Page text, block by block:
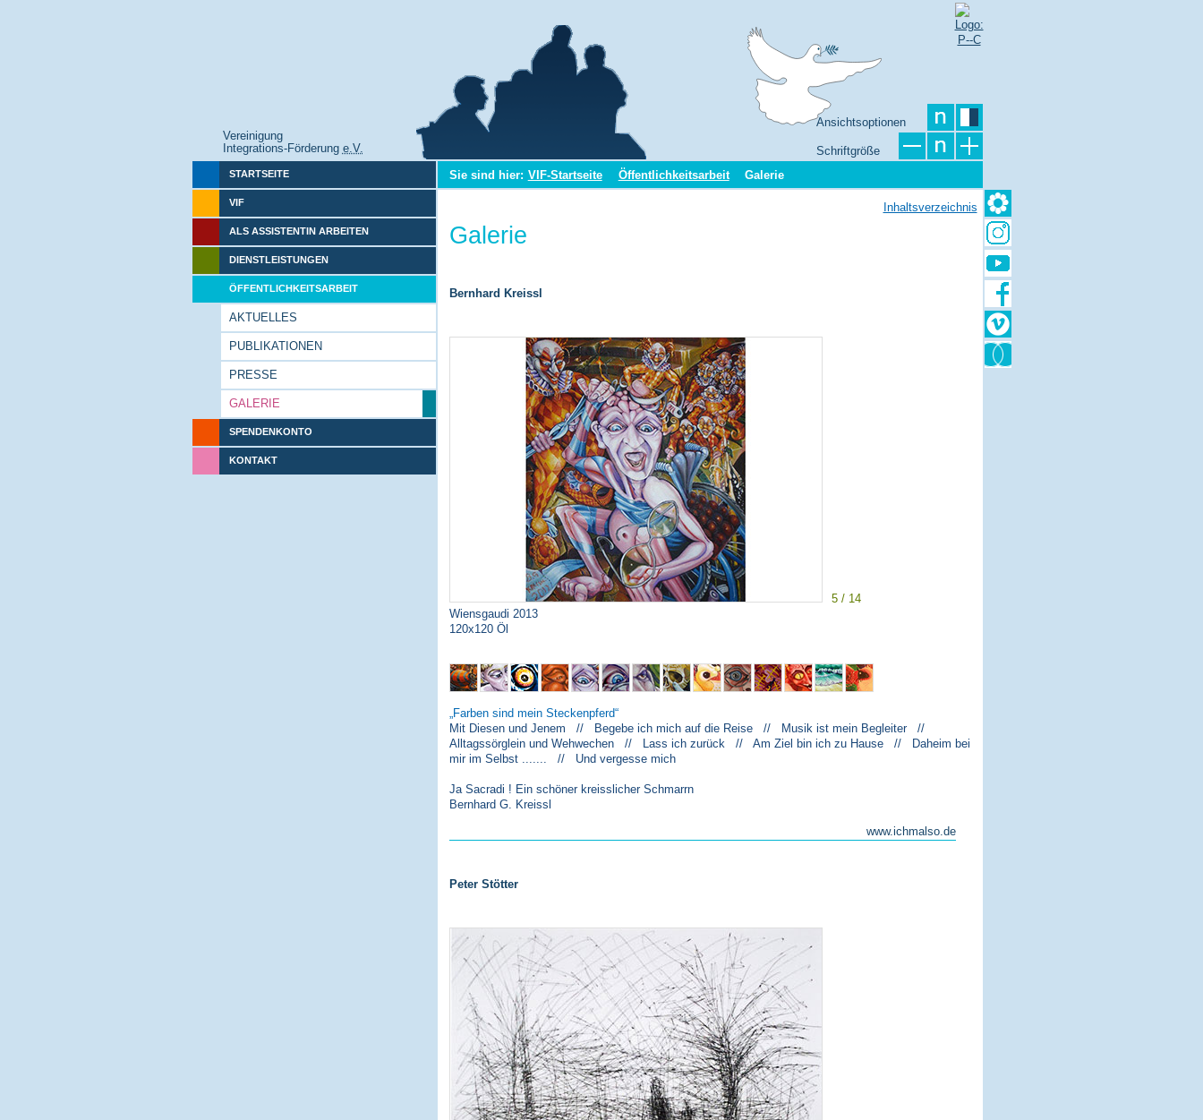
Vereinigung
Integrations-Förderung e.V.
Ansichtsoptionen
Schriftgröße
STARTSEITE
VIF
ALS ASSISTENTIN ARBEITEN
DIENSTLEISTUNGEN
ÖFFENTLICHKEITSARBEIT
AKTUELLES
PUBLIKATIONEN
PRESSE
GALERIE
SPENDENKONTO
KONTAKT
Sie sind hier: VIF-Startseite Öffentlichkeitsarbeit Galerie
Inhaltsverzeichnis
Galerie
Bernhard Kreissl
5 / 14
Wiensgaudi 2013
120x120 Öl
Farben sind mein Steckenpferd
Mit Diesen und Jenem // Begebe ich mich auf die Reise // Musik ist mein Begleiter //
Alltagssörglein und Wehwechen // Lass ich zurück // Am Ziel bin ich zu Hause // Daheim bei
mir im Selbst ....... // Und vergesse mich
Ja Sacradi ! Ein schöner kreisslicher Schmarrn
Bernhard G. Kreissl
www.ichmalso.de
Peter Stötter